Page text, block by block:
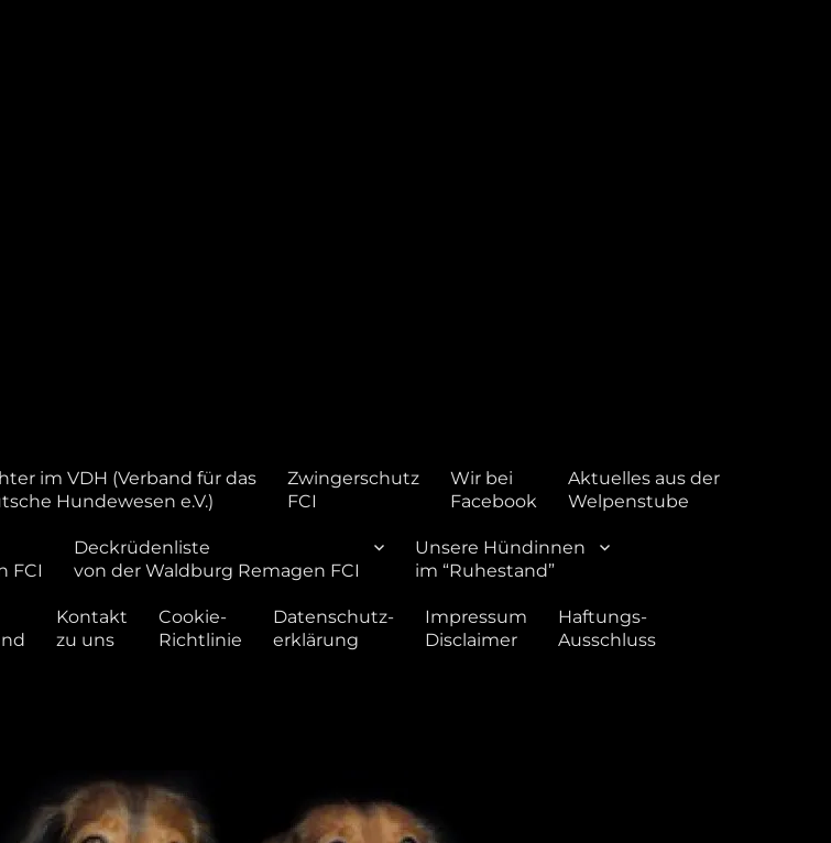
im VDH (Verband für das
Hundewesen e.V.)
Zwingerschutz
FCI
Wir bei
Facebook
Aktuelles aus der
Welpenstube
FCI
Deckrüdenliste
von der Waldburg Remagen FCI
Unsere Hündinnen
im “Ruhestand”
Kontakt
zu uns
Cookie-
Richtlinie
Datenschutz-
erklärung
Impressum
Disclaimer
Haftungs-
Ausschluss